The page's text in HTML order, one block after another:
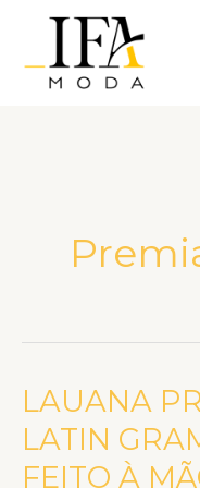
LAUANA
LATIN
FEITO À
LAUANA
PRADO
VAI
AO